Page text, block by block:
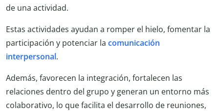
de una actividad.
Estas actividades ayudan a romper el hielo, fomentar la
participación y potenciar la comunicación
interpersonal.
Además, favorecen la integración, fortalecen las
relaciones dentro del grupo y generan un entorno más
colaborativo, lo que facilita el desarrollo de reuniones,